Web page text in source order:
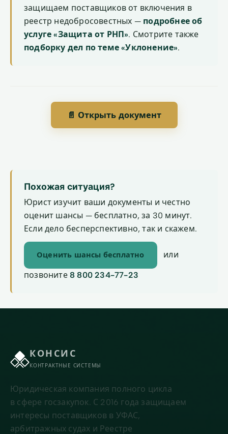
защищаем поставщиков от включения в
реестр недобросовестных — подробнее об
услуге «Защита от РНП». Смотрите также
подборку дел по теме «Уклонение».
📄 Открыть документ
Похожая ситуация?
Юрист изучит ваши документы и честно
оценит шансы — бесплатно, за 30 минут.
Если дело бесперспективно, так и скажем.
Оценить шансы бесплатно или
позвоните 8 800 234-77-23
КОНСИС
КОНТРАКТНЫЕ СИСТЕМЫ
Юридическая компания полного цикла
в сфере госзакупок. С 2016 года защищаем
интересы поставщиков в УФАС,
арбитражных судах и Реестре